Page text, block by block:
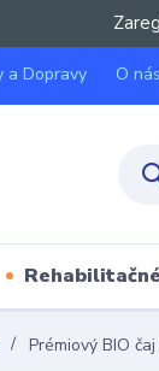
a Dopravy O nás
Prémiový BIO